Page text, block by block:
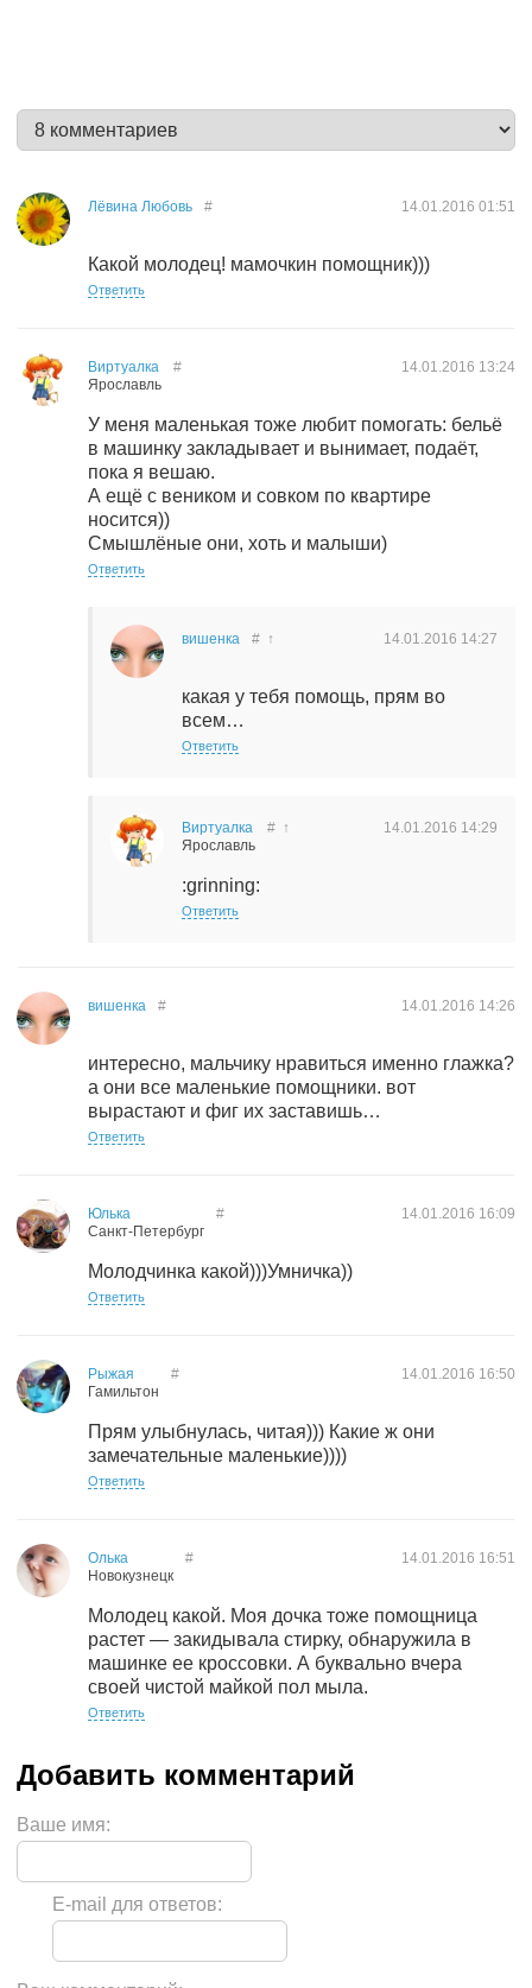
Лёвина Любовь 14.01.2016 01:51
#
Какой молодец! мамочкин помощник)))
Ответить
Виртуалка
Ярославль
14.01.2016 13:24
#
У меня маленькая тоже любит помогать: бельё
в машинку закладывает и вынимает, подаёт,
пока я вешаю.
А ещё с веником и совком по квартире
носится))
Смышлёные они, хоть и малыши)
Ответить
вишенка 14.01.2016 14:27
# ↑
какая у тебя помощь, прям во
всем…
Ответить
Виртуалка
Ярославль
14.01.2016 14:29
# ↑
:grinning:
Ответить
вишенка 14.01.2016 14:26
#
интересно, мальчику нравиться именно глажка?
а они все маленькие помощники. вот
вырастают и фиг их заставишь…
Ответить
Юлька
Санкт-Петербург
14.01.2016 16:09
#
Молодчинка какой)))Умничка))
Ответить
Рыжая
Гамильтон
14.01.2016 16:50
#
Прям улыбнулась, читая))) Какие ж они
замечательные маленькие))))
Ответить
Олька
Новокузнецк
14.01.2016 16:51
#
Молодец какой. Моя дочка тоже помощница
растет — закидывала стирку, обнаружила в
машинке ее кроссовки. А буквально вчера
своей чистой майкой пол мыла.
Ответить
Ваше имя:
E-mail для ответов: